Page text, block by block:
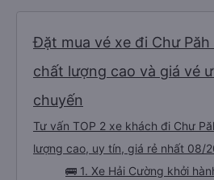
Đặt mua vé xe đi Chư
chất lượng cao và giá vé
chuyến
Tư vấn TOP 2 xe khách đi Chư
lượng cao, uy tín, giá rẻ nhất 08/
🚌 1. Xe Hải Cường khởi